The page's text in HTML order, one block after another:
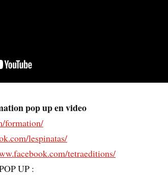
pop up en video
formation/
lespinatas/
tetraeditions/
UP :